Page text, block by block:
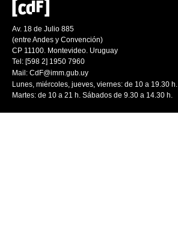
Av. 18 de Julio 885
(entre Andes y Convención)
CP 11100. Montevideo. Uruguay
Tel: [598 2] 1950 7960
Mail: CdF@imm.gub.uy
Lunes, miércoles, jueves, viernes: de 10 a 19.30 h.
Martes: de 10 a 21 h. Sábados de 9.30 a 14.30 h.